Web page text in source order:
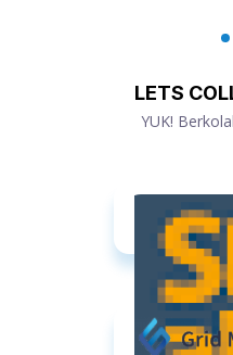
LETS
YUK!